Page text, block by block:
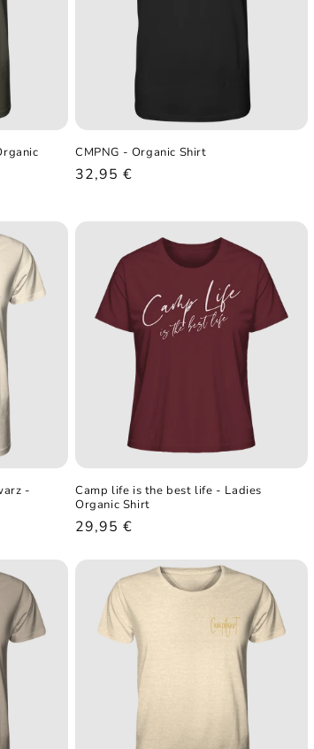
CMPNG - Organic Shirt
Normaler
32,95 €
-
Camp life is the best life - Ladies
Organic Shirt
Normaler
29,95 €